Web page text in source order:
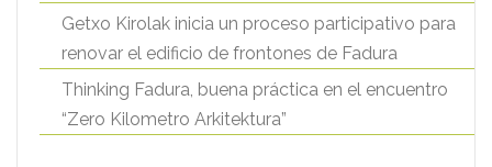
Getxo Kirolak inicia un proceso participativo para
renovar el edificio de frontones de Fadura
Thinking Fadura, buena práctica en el encuentro
“Zero Kilometro Arkitektura”